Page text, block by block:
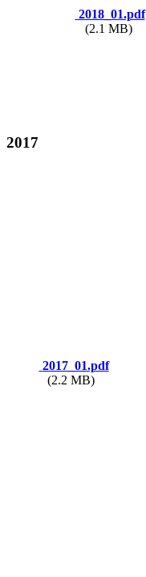
2018_01.pdf
(2.1 MB)
2017
2017_01.pdf
(2.2 MB)